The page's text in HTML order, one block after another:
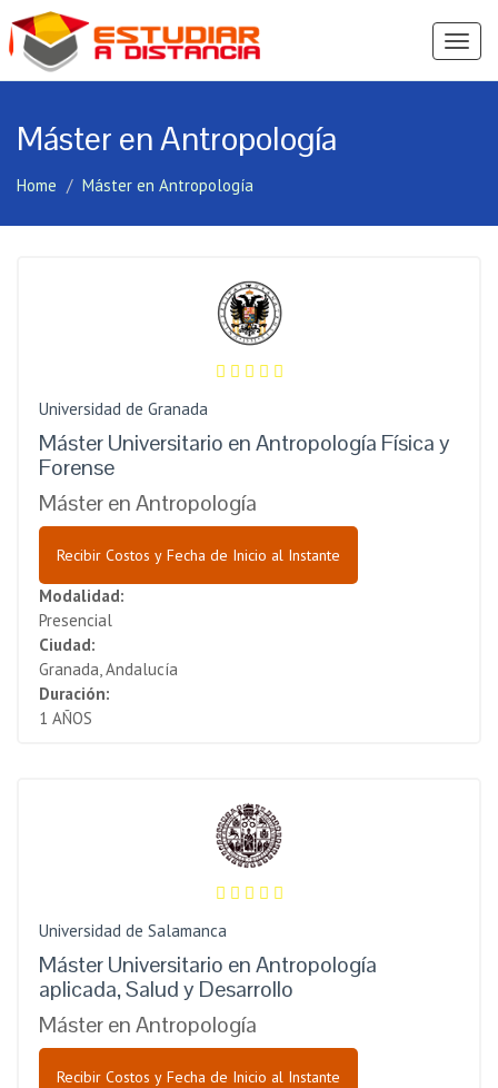
Ver
Máster en Antropología
Home Máster en Antropología
Universidad de Granada
Máster Universitario en Antropología Física y
Forense
Máster en Antropología
Recibir Costos y Fecha de Inicio al Instante
Modalidad:
Presencial
Ciudad:
Granada, Andalucía
Duración:
1 AÑOS
Universidad de Salamanca
Máster Universitario en Antropología
aplicada, Salud y Desarrollo
Máster en Antropología
Recibir Costos y Fecha de Inicio al Instante